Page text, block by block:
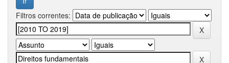
Filtros correntes: